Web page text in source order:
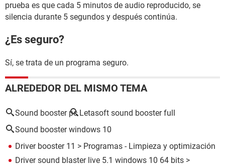
prueba es que cada 5 minutos de audio reproducido, se
silencia durante 5 segundos y después continúa.
¿Es seguro?
Sí, se trata de un programa seguro.
ALREDEDOR DEL MISMO TEMA
Sound booster pc Letasoft sound booster full
Sound booster windows 10
Driver booster 11 > Programas - Limpieza y optimización
Driver sound blaster live 5.1 windows 10 64 bits >